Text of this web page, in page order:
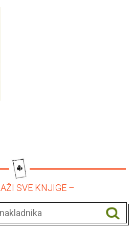
SVE KNJIGE –